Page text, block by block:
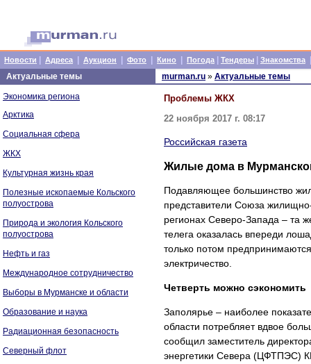
Новости Адреса Аукцион Фото Кино Погода Тендеры Знакомства
Актуальные темы
Экономика региона
Арктика
Социальная сфера
ЖКХ
Культурная жизнь края
Полезные ископаемые Кольского
полуострова
Природа и экология Кольского
полуострова
Нефть и газ
Международное сотрудничество
Выборы в Мурманске и области
Образование и наука
Радиационная безопасность
Северный флот
murman.ru » Актуальные темы
Проблемы ЖКХ
22 ноября 2017 г. 08:17
Российская газета
Жилые дома в
Подавляющее большинство
представители Союза
регионах Северо-Запада – та
телега оказалась впереди
только потом
электричество.
Четверть можно сэкономить
Заполярье – наиболее
области потребляет вдвое
сообщил заместитель
энергетики Севера (ЦФТПЭС)